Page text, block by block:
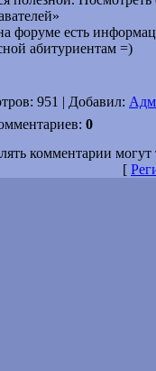
форуме есть
абитуриентам =)
951 | Добавил:
0
комментарии могут
[